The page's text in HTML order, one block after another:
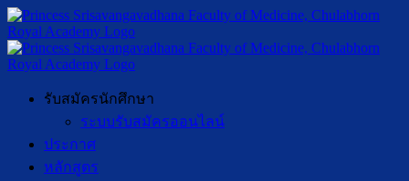
รับสมัครนักศึกษา
ระบบรับสมัครออนไลน์
ประกาศ
หลักสูตร